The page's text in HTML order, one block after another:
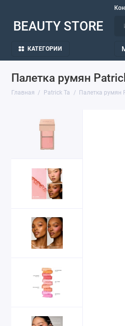
BEAUTY STORE
КАТЕГОРИИ
Палетка румян
Главная Patrick Ta Палетка румян